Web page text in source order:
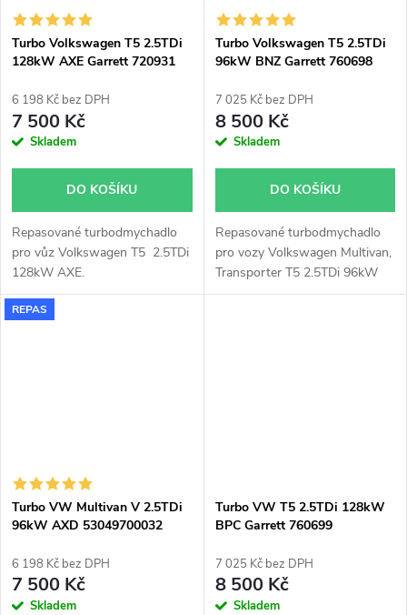
Turbo Volkswagen T5 2.5TDi
128kW AXE Garrett 720931
6 198 Kč bez DPH
7 500 Kč
Skladem
DO KOŠÍKU
Repasované turbodmychadlo
pro vůz Volkswagen T5 2.5TDi
128kW AXE.
Turbo Volkswagen T5 2.5TDi
96kW BNZ Garrett 760698
7 025 Kč bez DPH
8 500 Kč
Skladem
DO KOŠÍKU
Repasované turbodmychadlo
pro vozy Volkswagen Multivan,
Transporter T5 2.5TDi 96kW
BNZ.
REPAS
Turbo VW Multivan V 2.5TDi
96kW AXD 53049700032
6 198 Kč bez DPH
7 500 Kč
Skladem
Turbo VW T5 2.5TDi 128kW
BPC Garrett 760699
7 025 Kč bez DPH
8 500 Kč
Skladem